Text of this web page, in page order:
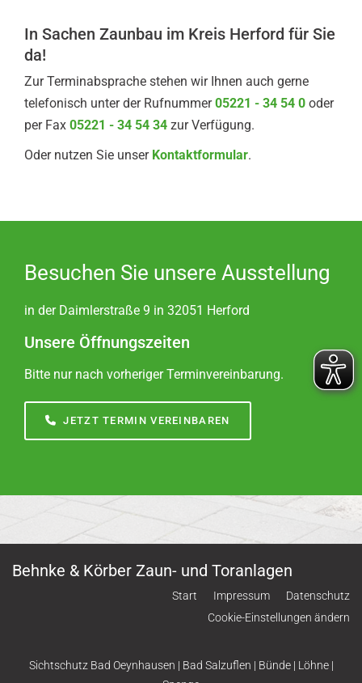
In Sachen Zaunbau im Kreis Herford für Sie
da!
Zur Terminabsprache stehen wir Ihnen auch gerne
telefonisch unter der Rufnummer05221 - 34 54 0 oder
per Fax 05221 - 34 54 34 zur Verfügung.
Oder nutzen Sie unser Kontaktformular.
Besuchen Sie unsere Ausstellung
in der Daimlerstraße 9 in 32051 Herford
Unsere Öffnungszeiten
Bitte nur nach vorheriger Terminvereinbarung.
JETZT TERMIN VEREINBAREN
Behnke & Körber Zaun- und Toranlagen
Start Impressum
Datenschutz
Cookie-Einstellungen ändern
Sichtschutz Bad Oeynhausen | Bad Salzuflen | Bünde| Löhne|